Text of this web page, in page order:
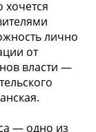
хочется
лично
от
власти —
— одно из